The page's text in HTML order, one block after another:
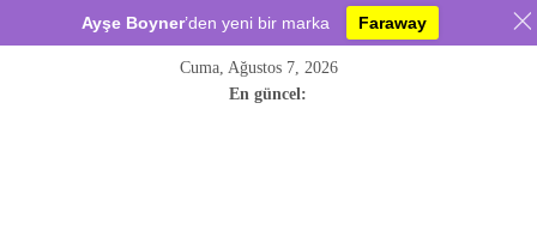
Cuma, Ağustos 7, 2026
En güncel:
Ayşe Boyner’den yeni bir marka Faraway